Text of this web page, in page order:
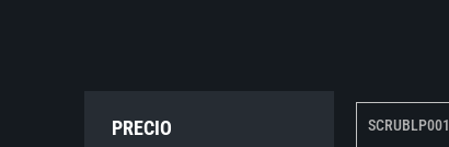
PRECIO SCRUBLP001